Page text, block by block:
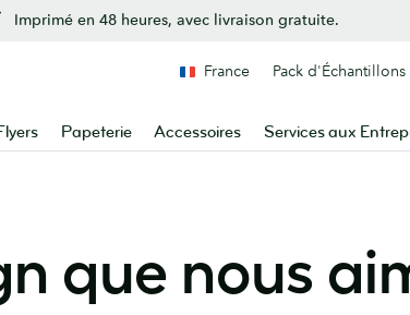
Imprimé en 48 heures, avec livraison gratuite.
Papeterie Accessoires Services aux
France Pack d'Échantillons
que nous